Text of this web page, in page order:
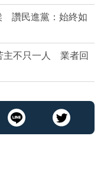
讚民進黨：始終如
主不只一人 業者回